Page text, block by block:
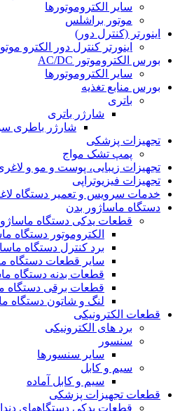
سایر الکتروموتورها
موتور براشلس
اینورتر (کنترل دور)
اینورتر کنترل دور الکترو
بورس الکتروموتور AC/DC
سایر الکتروموتورها
بورس منابع تغذیه
باتری
شارژر باتری
شارژر باطری
تجهیزات پزشکی
پمپ تشک مواج
تجهیزات زیبایی، پوست و مو و
تجهیزات فیزیوتراپی
خدمات سرویس و تعمیر دستگاه
دستگاه ماساژور بدن
قطعات یدکی دستگاه
الکتروموتور دستگاه
برد کنترل دستگاه
سایر قطعات دستگاه
قطعات بدنه دستگاه
قطعات برقی دستگاه
لنگ و شاتون دستگاه
قطعات الکترونیکی
برد های الکترونیکی
سنسور
سایر سنسورها
سیم و کابل
سیم و کابل آماده
قطعات تجهیزات پزشکی
قطعات یدکی دستگاههای